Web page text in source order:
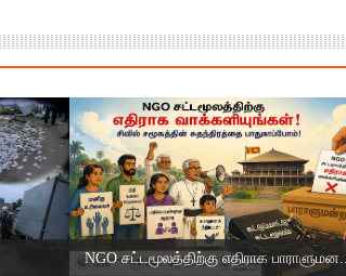
NGO சட்டமூலத்திற்கு எதிராக